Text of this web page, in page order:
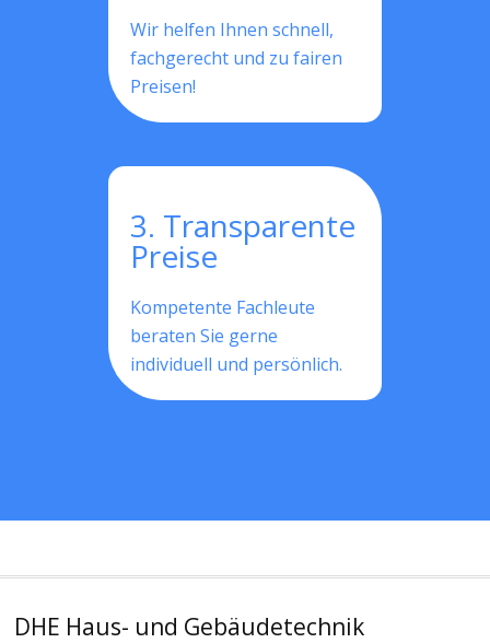
Wir helfen Ihnen schnell,
fachgerecht und zu fairen
Preisen!
3. Transparente
Preise
Kompetente Fachleute
beraten Sie gerne
individuell und persönlich.
DHE Haus- und Gebäudetechnik